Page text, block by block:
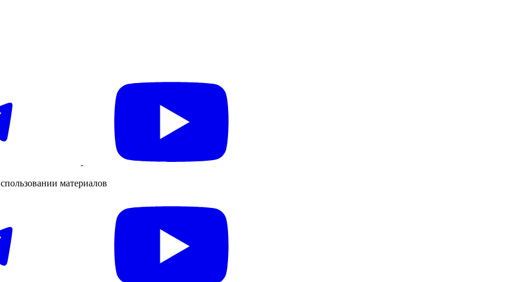
материалов